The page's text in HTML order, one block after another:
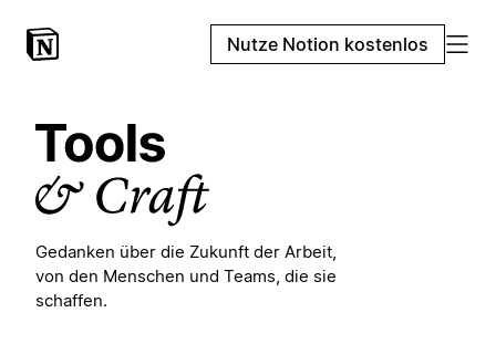
Nutze Notion kostenlos
Gedanken über die Zukunft der Arbeit,
von den Menschen und Teams, die sie
schaffen.